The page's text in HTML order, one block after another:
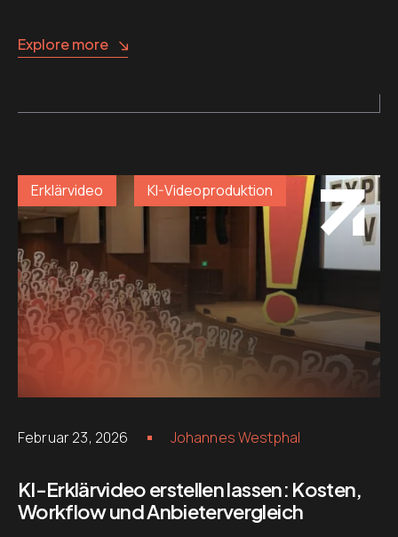
Explore more
Erklärvideo KI-Videoproduktion
Februar 23, 2026 Johannes Westphal
KI-Erklärvideo erstellen lassen: Kosten,
Workflow und Anbietervergleich